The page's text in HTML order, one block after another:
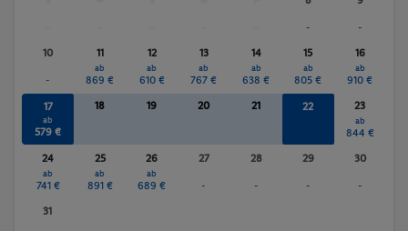
Whirlpool
Massagen
-
-
10
-
11
ab
869 €
12
ab
610 €
13
ab
767 €
14
ab
638 €
15
ab
805 €
16
ab
910 €
17
ab
579 €
18 19 20 21 22 23
ab
844 €
24
ab
741 €
25
ab
891 €
26
ab
689 €
27
-
28
-
29
-
30
-
31